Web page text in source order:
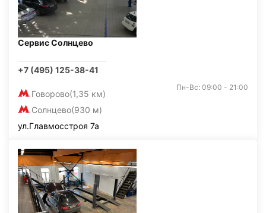
Сервис Солнцево
+7 (495) 125-38-41
Говорово(1,35 км)
Солнцево(930 м)
Пн-Вс: 09:00 - 21:00
ул.Главмосстроя 7а